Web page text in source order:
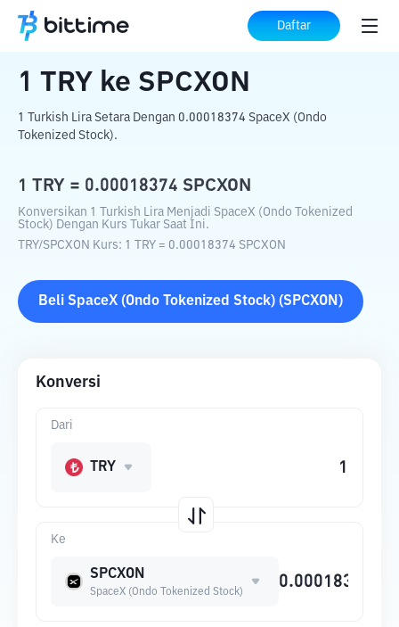
Daftar
Beranda Konverter Kripto ke SPCXON
1 TRY ke SPCXON
1 Turkish Lira Setara Dengan 0.00018374 SpaceX (Ondo
Tokenized Stock).
1 TRY = 0.00018374 SPCXON
Konversikan 1 Turkish Lira Menjadi SpaceX (Ondo Tokenized
Stock) Dengan Kurs Tukar Saat Ini.
TRY/SPCXON Kurs: 1 TRY = 0.00018374 SPCXON
Beli SpaceX (Ondo Tokenized Stock) (SPCXON )
Konversi
Ke
SPCXON
SpaceX (Ondo Tokenized Stock)
Dari
TRY